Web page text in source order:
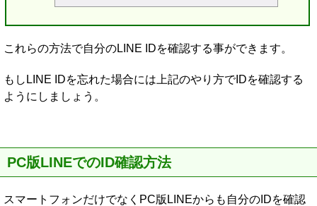
これらの方法で自分のLINE IDを確認する事ができます。
もしLINE IDを忘れた場合には上記のやり方でIDを確認する
ようにしましょう。
PC版LINEでのID確認方法
スマートフォンだけでなくPC版LINEからも自分のIDを確認